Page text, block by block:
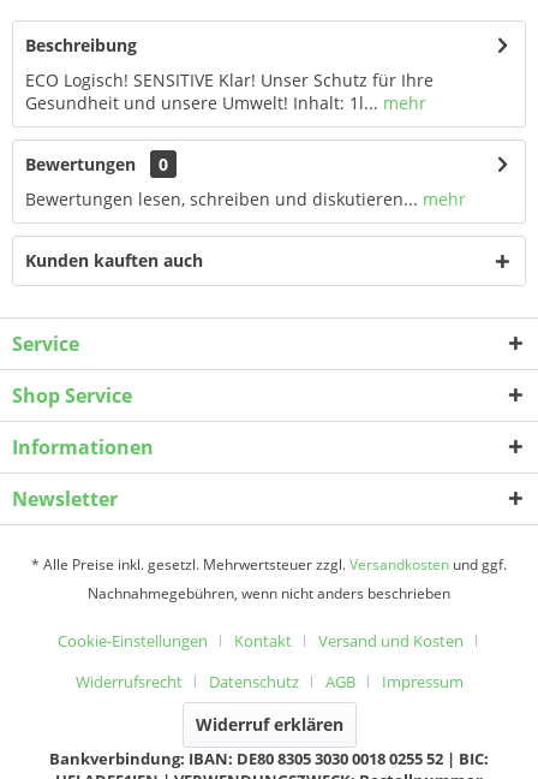
Beschreibung
ECO Logisch! SENSITIVE Klar! Unser Schutz für Ihre
Gesundheit und unsere Umwelt! Inhalt: 1l... mehr
Bewertungen
0
Bewertungen lesen, schreiben und diskutieren... mehr
Kunden kauften auch
Service
Shop Service
Informationen
Newsletter
* Alle Preise inkl. gesetzl. Mehrwertsteuer zzgl.Versandkosten und ggf.
Nachnahmegebühren, wenn nicht anders beschrieben
Cookie-Einstellungen Kontakt
Versand und Kosten
Widerrufsrecht
Datenschutz AGB Impressum
Widerruf erklären
Bankverbindung: IBAN: DE80 8305 3030 0018 0255 52 | BIC: